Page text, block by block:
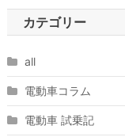
カテゴリー
all
電動車コラム
電動車 試乗記